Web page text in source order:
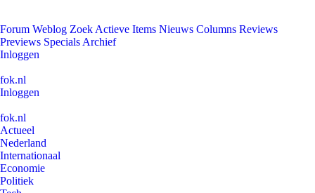
Forum Weblog Zoek Actieve Items Nieuws Columns Reviews
Previews Specials Archief
Inloggen
fok.nl
Inloggen
fok.nl
Actueel
Nederland
Internationaal
Economie
Politiek